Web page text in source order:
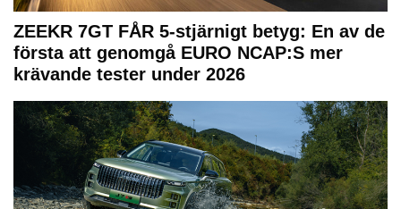
ZEEKR 7GT FÅR 5-stjärnigt betyg: En av de
första att genomgå EURO NCAP:S mer
krävande tester under 2026